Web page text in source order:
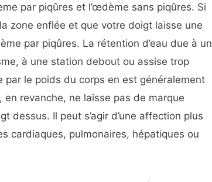
par piqûres et l’œdème sans piqûres. Si
zone enflée et que votre doigt laisse une
par piqûres. La rétention d’eau due à un
à une station debout ou assise trop
par le poids du corps en est généralement
en revanche, ne laisse pas de marque
dessus. Il peut s’agir d’une affection plus
cardiaques, pulmonaires, hépatiques ou